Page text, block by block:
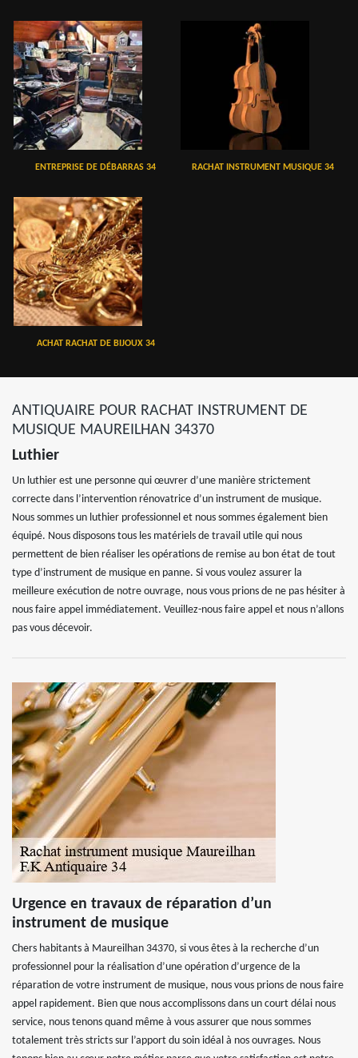
ENTREPRISE DE DÉBARRAS 34 RACHAT INSTRUMENT MUSIQUE 34
ACHAT RACHAT DE BIJOUX 34
ANTIQUAIRE POUR RACHAT INSTRUMENT DE
MUSIQUE MAUREILHAN 34370
Luthier
Un luthier est une personne qui œuvrer d’une manière strictement
correcte dans l’intervention rénovatrice d’un instrument de musique.
Nous sommes un luthier professionnel et nous sommes également bien
équipé. Nous disposons tous les matériels de travail utile qui nous
permettent de bien réaliser les opérations de remise au bon état de tout
type d’instrument de musique en panne. Si vous voulez assurer la
meilleure exécution de notre ouvrage, nous vous prions de ne pas hésiter à
nous faire appel immédiatement. Veuillez-nous faire appel et nous n’allons
pas vous décevoir.
Urgence en travaux de réparation d’un
instrument de musique
Chers habitants à Maureilhan 34370, si vous êtes à la recherche d’un
professionnel pour la réalisation d’une opération d’urgence de la
réparation de votre instrument de musique, nous vous prions de nous faire
appel rapidement. Bien que nous accomplissons dans un court délai nous
service, nous tenons quand même à vous assurer que nous sommes
totalement très stricts sur l’apport du soin idéal à nos ouvrages. Nous